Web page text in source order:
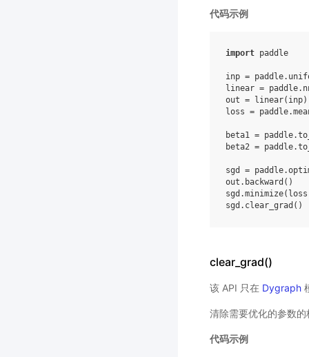
代码示例
import paddle
inp = paddle.
linear = paddle.
out = linear( inp)
loss = paddle.
beta1 = paddle.
beta2 = paddle.
sgd = paddle.
out . backward ()
sgd .minimize( loss
sgd . clear_grad ()
clear_grad()
该 API 只在 Dygraph
清除需要优化的参数的
代码示例